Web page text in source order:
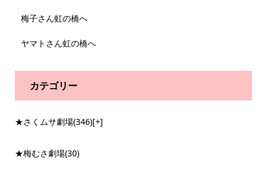
梅子さん虹の橋へ
ヤマトさん虹の橋へ
カテゴリー
★さくムサ劇場(346)[+]
★梅むさ劇場(30)